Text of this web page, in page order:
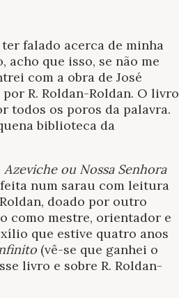
falado acerca de minha
que isso, se não me
com a obra de José
R. Roldan-Roldan. O livro
todos os poros da palavra.
biblioteca da
Azeviche ou Nossa Senhora
num sarau com leitura
doado por outro
como mestre, orientador e
que estive quatro anos
(vê-se que ganhei o
livro e sobre R. Roldan-